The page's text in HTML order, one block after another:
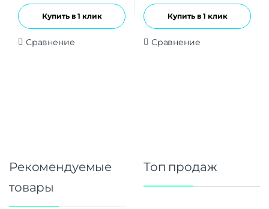
Купить в 1 клик
Сравнение
Купить в 1 клик
Сравнение
Рекомендуемые
товары
Топ продаж